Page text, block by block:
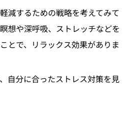
減するための戦略を考えてみて
想や深呼吸、ストレッチなどを
とで、リラックス効果がありま
自分に合ったストレス対策を見